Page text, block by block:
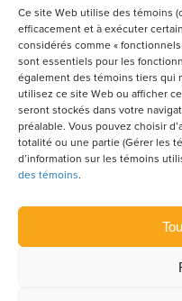
Ce site Web utilise des témoins
efficacement et à exécuter
considérés comme «
sont essentiels pour les
également des témoins tiers qui
utilisez ce site Web ou afficher
seront stockés dans votre
préalable. Vous pouvez choisir
totalité ou une partie (Gérer les
d’information sur les témoins
des témoins.
POUR
LIENS UTILES
POLITIQUE DE
PLAN DU SITE